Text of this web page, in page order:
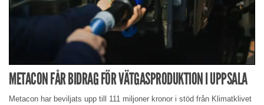
METACON FÅR BIDRAG FÖR VÄTGASPRODUKTION I UPPSALA
Metacon har beviljats upp till 111 miljoner kronor i stöd från Klimatklivet